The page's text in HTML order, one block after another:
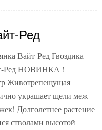
Ред
Вайт-Ред Гвоздика
Ред НОВИНКА !
Животрепещущая
украшает щели меж
Долголетнее растение
стволами высотой